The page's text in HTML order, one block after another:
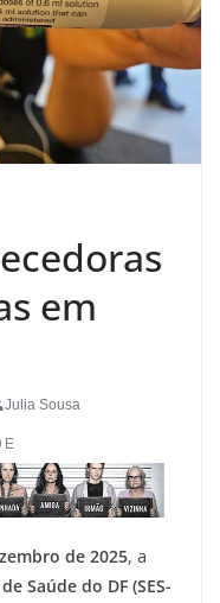
em
Julia Sousa
de 2025, a
Saúde do DF (SES-